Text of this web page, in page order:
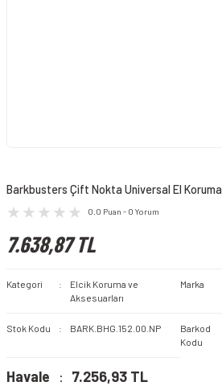
Barkbusters Çift Nokta Universal El Koruma
0.0 Puan - 0 Yorum
7.638,87 TL
Kategori
Elcik Koruma ve
Aksesuarları
Marka
Stok Kodu BARK.BHG.152.00.NP
Barkod
Kodu
Havale
7.256,93 TL